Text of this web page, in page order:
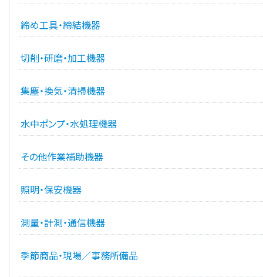
締め工具・締結機器
切削・研磨・加工機器
集塵・換気・清掃機器
水中ポンプ・水処理機器
その他作業補助機器
照明・保安機器
測量・計測・通信機器
季節商品・現場／事務所備品